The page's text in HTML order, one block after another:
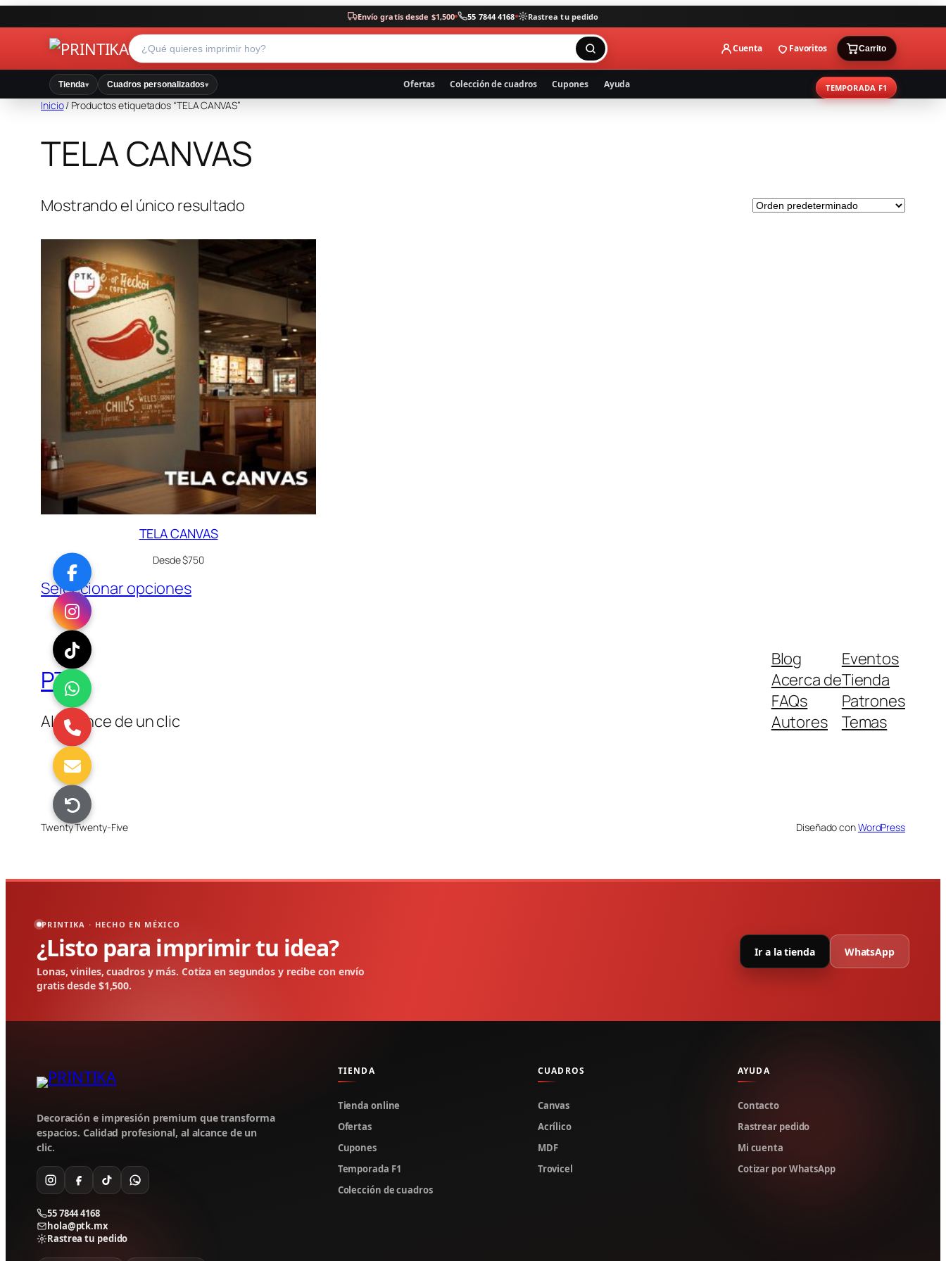
Envío gratis desde $1,500 55 7844 4168 Rastrea tu pedido
Cuenta Favoritos Carrito
Tienda▾ Cuadros personalizados▾ Ofertas Colección de cuadros Cupones Ayuda TEMPORADA F1
Inicio/ Productos etiquetados “TELA CANVAS”
TELA CANVAS
Mostrando el único resultado
TELA CANVAS
Desde $750
Seleccionar opciones
PTK
Al alcance de un clic
Blog
Acerca de
FAQs
Autores
Eventos
Tienda
Patrones
Temas
Twenty Twenty-Five Diseñado conWordPress
PRINTIKA · HECHO EN MÉXICO
¿Listo para imprimir tu idea?
Lonas, viniles, cuadros y más. Cotiza en segundos y recibe con envío
gratis desde $1,500.
Ir a la tienda WhatsApp
Decoración e impresión premium que transforma
espacios. Calidad profesional, al alcance de un
clic.
55 7844 4168
hola@ptk.mx
Rastrea tu pedido
TIENDA
Tienda online
Ofertas
Cupones
Temporada F1
Colección de cuadros
CUADROS
Canvas
Acrílico
MDF
Trovicel
AYUDA
Contacto
Rastrear pedido
Mi cuenta
Cotizar por WhatsApp